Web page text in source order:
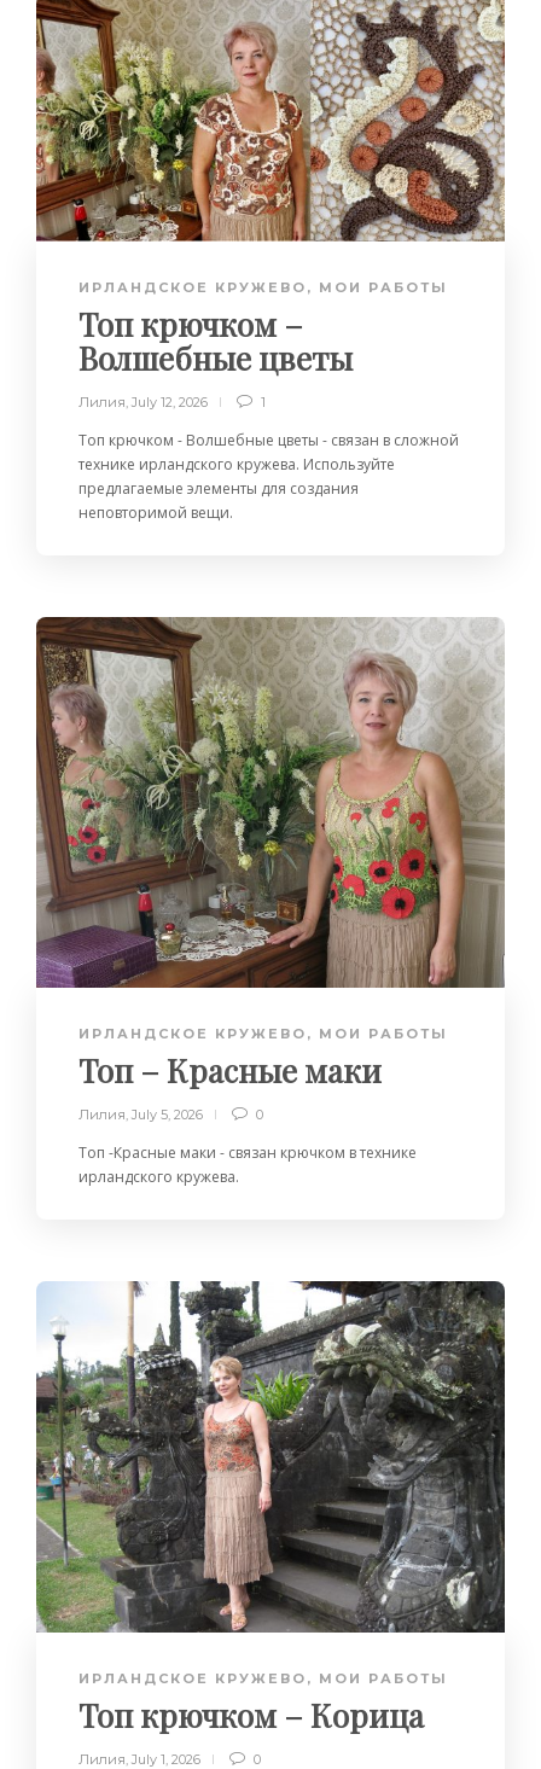
ИРЛАНДСКОЕ КРУЖЕВО , МОИ РАБОТЫ
Топ крючком –
Волшебные цветы
Лилия, July 12, 2026 1
Топ крючком - Волшебные цветы - связан в сложной
технике ирландского кружева. Используйте
предлагаемые элементы для создания
неповторимой вещи.
ИРЛАНДСКОЕ КРУЖЕВО , МОИ РАБОТЫ
Топ – Красные маки
Лилия, July 5, 2026 0
Топ -Красные маки - связан крючком в технике
ирландского кружева.
ИРЛАНДСКОЕ КРУЖЕВО , МОИ РАБОТЫ
Топ крючком – Корица
Лилия July 1, 2026 0